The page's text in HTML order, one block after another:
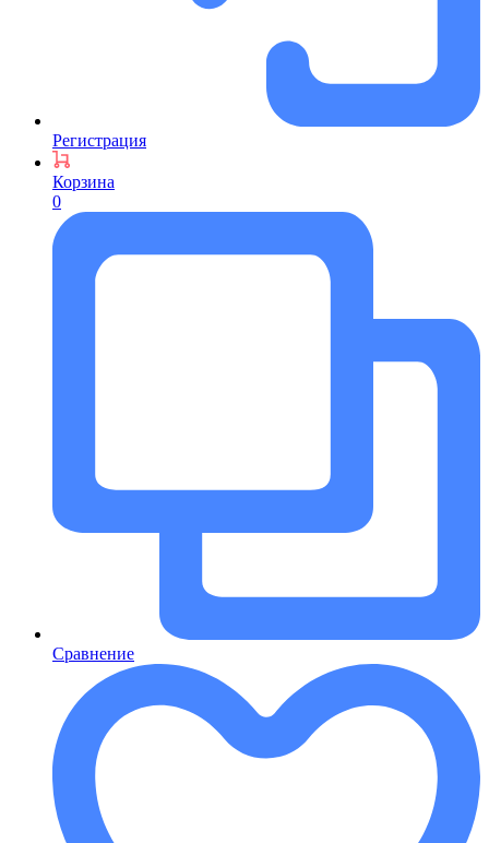
Регистрация
Корзина
0
Сравнение